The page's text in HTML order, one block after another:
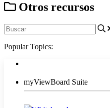
Otros recursos
Popular Topics:
myViewBoard Suite